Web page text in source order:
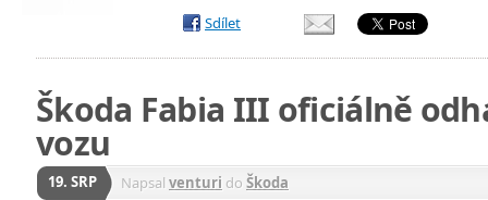
Sdílet
Škoda Fabia III oficiálně
vozu
19. SRP Napsal venturi do Škoda